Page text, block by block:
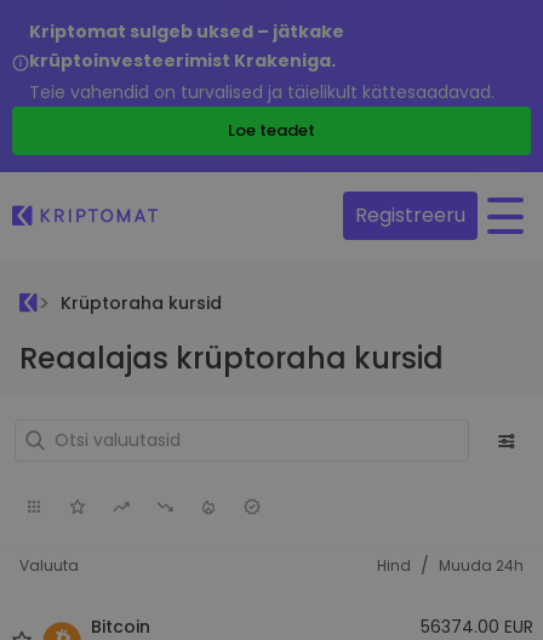
Kriptomat sulgeb uksed – jätkake
krüptoinvesteerimist Krakeniga.
Teie vahendid on turvalised ja täielikult kättesaadavad.
Loe teadet
Registreeru
Krüptoraha kursid
Reaalajas krüptoraha kursid
Valuuta Hind / Muuda 24h
Bitcoin
56374.00 EUR